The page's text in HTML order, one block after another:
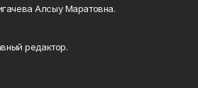
Алсыу Маратовна.
редактор.